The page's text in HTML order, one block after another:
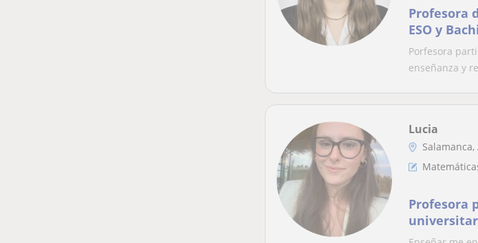
Profesora
ESO y
Porfesora
enseñanza y
Lucia
Profesora